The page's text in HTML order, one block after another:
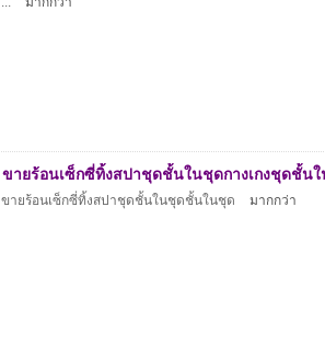
ขายร้อนเซ็กซี่ทิ้งสปาชุดชั้นในชุดกางเกงชุดชั้น
ขายร้อนเซ็กซี่ทิ้งสปาชุดชั้นในชุดชั้นในชุด มากกว่า